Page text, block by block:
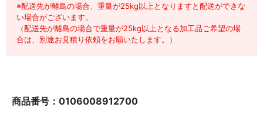
※配送先が離島の場合、重量が25kg以上となりますと配送ができな
い場合がございます。
（配送先が離島の場合で重量が25kg以上となる加工品ご希望の場
合は、別途お見積り依頼をお願いたします。）
商品番号：0106008912700